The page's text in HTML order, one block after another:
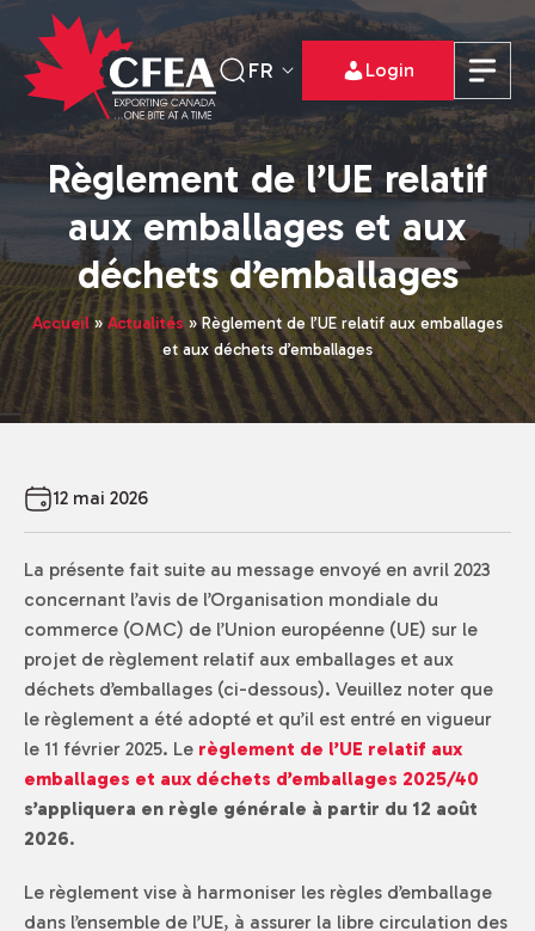
FR Login
Règlement de l’UE relatif
aux emballages et aux
déchets d’emballages
Accueil »Actualités»Règlement de l’UE relatif aux emballages
et aux déchets d’emballages
12 mai 2026
La présente fait suite au message envoyé en avril 2023
concernant l’avis de l’Organisation mondiale du
commerce (OMC) de l’Union européenne (UE) sur le
projet de règlement relatif aux emballages et aux
déchets d’emballages (ci-dessous). Veuillez noter que
le règlement a été adopté et qu’il est entré en vigueur
le 11 février 2025. Le règlement de l’UE relatif aux
emballages et aux déchets d’emballages 2025/40
s’appliquera en règle générale à partir du 12 août
2026.
Le règlement vise à harmoniser les règles d’emballage
dans l’ensemble de l’UE, à assurer la libre circulation des